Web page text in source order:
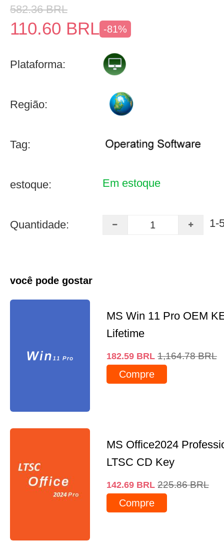
582.36 BRL
110.60 BRL -81%
Plataforma:
Região:
Tag:
estoque: Em estoque
Quantidade: 1-
você pode gostar
MS Win 11 Pro OEM
Lifetime
182.59 BRL 1,164.78 BRL
Compre
MS Office2024
LTSC CD Key
142.69 BRL 225.86 BRL
Compre